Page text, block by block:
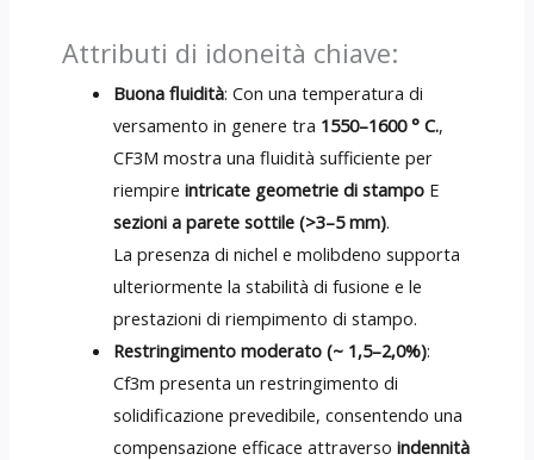
Attributi di idoneità chiave:
Buona fluidità: Con una temperatura di
versamento in genere tra 1550–1600 ° C.,
CF3M mostra una fluidità sufficiente per
riempireintricate geometrie di stampo E
sezioni a parete sottile (>3–5 mm).
La presenza di nichel e molibdeno supporta
ulteriormente la stabilità di fusione e le
prestazioni di riempimento di stampo.
Restringimento moderato (~ 1,5–2,0%):
Cf3m presenta un restringimento di
solidificazione prevedibile, consentendo una
compensazione efficace attraversoindennità